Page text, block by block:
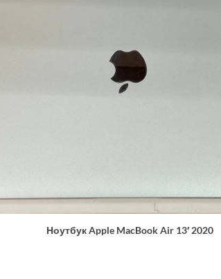
Ноутбук Apple MacBook Air 13′ 2020